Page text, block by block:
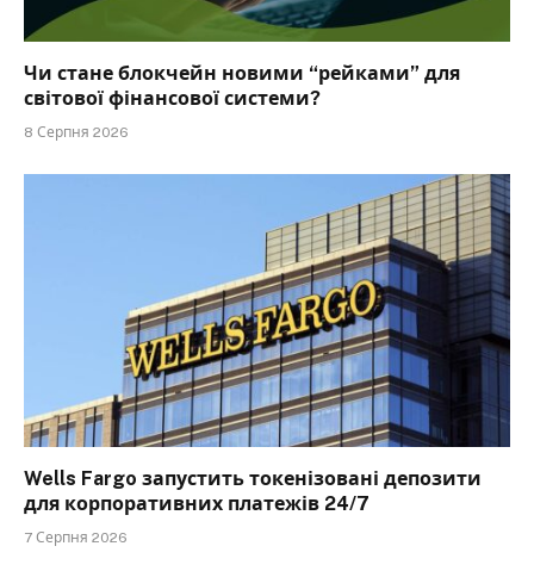
Чи стане блокчейн новими “рейками” для
світової фінансової системи?
8 Серпня 2026
Wells Fargo запустить токенізовані депозити
для корпоративних платежів 24/7
7 Серпня 2026